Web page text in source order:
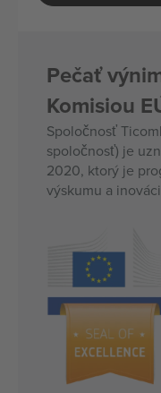
Pečať
Komisiou
Spoločnosť
spoločnosť) je
2020, ktorý je
výskumu a